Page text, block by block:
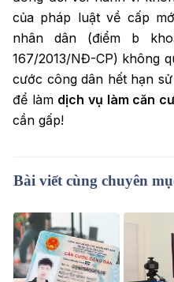
của pháp luật về cấp
nhân dân (điểm b
167/2013/NĐ-CP) không
cước công dân hết hạn
để làm dịch vụ làm căn
cần gấp!
Bài viết cùng chuyên